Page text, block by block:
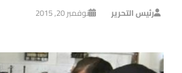
رئيس التحرير نوفمبر 20, 2015